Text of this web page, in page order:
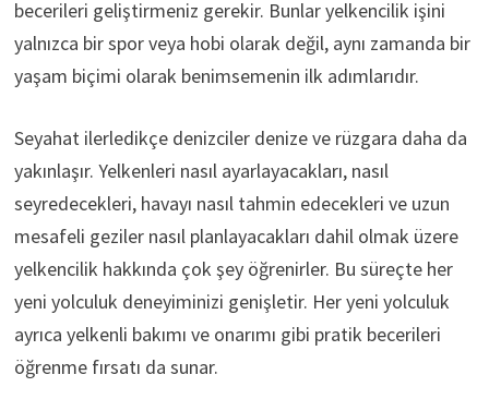
becerileri geliştirmeniz gerekir. Bunlar yelkencilik işini
yalnızca bir spor veya hobi olarak değil, aynı zamanda bir
yaşam biçimi olarak benimsemenin ilk adımlarıdır.
Seyahat ilerledikçe denizciler denize ve rüzgara daha da
yakınlaşır. Yelkenleri nasıl ayarlayacakları, nasıl
seyredecekleri, havayı nasıl tahmin edecekleri ve uzun
mesafeli geziler nasıl planlayacakları dahil olmak üzere
yelkencilik hakkında çok şey öğrenirler. Bu süreçte her
yeni yolculuk deneyiminizi genişletir. Her yeni yolculuk
ayrıca yelkenli bakımı ve onarımı gibi pratik becerileri
öğrenme fırsatı da sunar.